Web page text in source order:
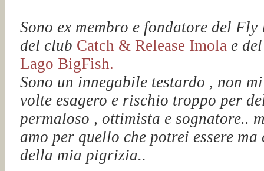
Sono ex membro e fondatore del
del club Catch & Release Imola e
Lago BigFish.
Sono un innegabile testardo , non
volte esagero e rischio troppo per
permaloso , ottimista e sognatore..
amo per quello che potrei essere
della mia pigrizia..